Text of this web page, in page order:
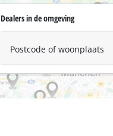
Dealers in de omgeving
Postcode of woonplaats